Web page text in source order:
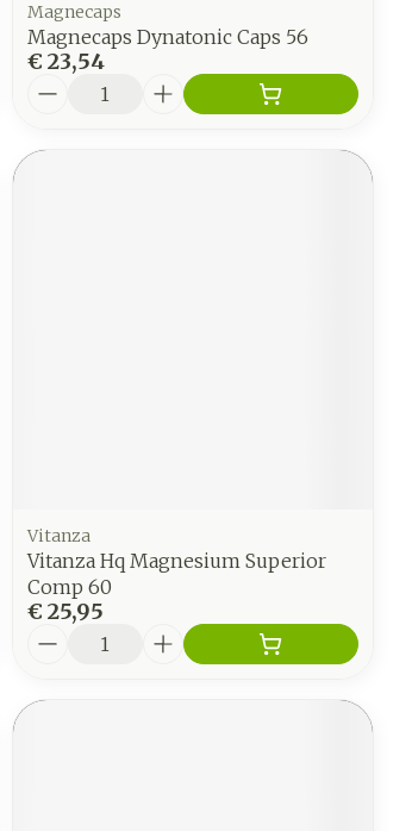
Magnecaps
Magnecaps Dynatonic Caps 56
€ 23,54
Vitanza
Vitanza Hq Magnesium Superior
Comp 60
€ 25,95